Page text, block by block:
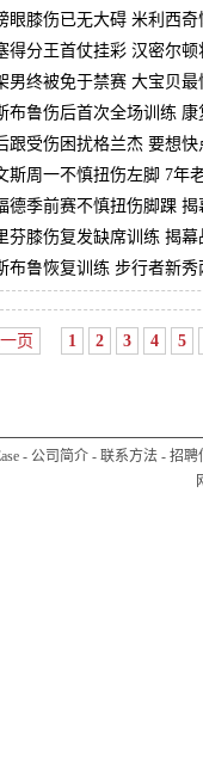
眼膝伤已无大碍 米利西
得分王首仗挂彩 汉密尔
男终被免于禁赛 大宝贝
布鲁伤后首次全场训练
跟受伤困扰格兰杰 要想
斯周一不慎扭伤左脚 7年
德季前赛不慎扭伤脚踝
芬膝伤复发缺席训练 揭
布鲁恢复训练 步行者新
一页 1 2 3 4 5
- 公司简介 - 联系方法 - 招聘